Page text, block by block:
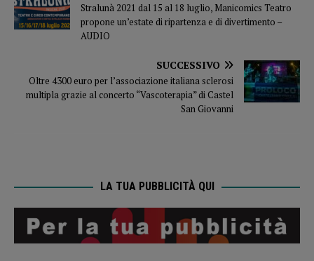
Stralunà 2021 dal 15 al 18 luglio, Manicomics Teatro
propone un’estate di ripartenza e di divertimento –
AUDIO
SUCCESSIVO
Oltre 4300 euro per l’associazione italiana sclerosi
multipla grazie al concerto “Vascoterapia” di Castel
San Giovanni
LA TUA PUBBLICITÀ QUI